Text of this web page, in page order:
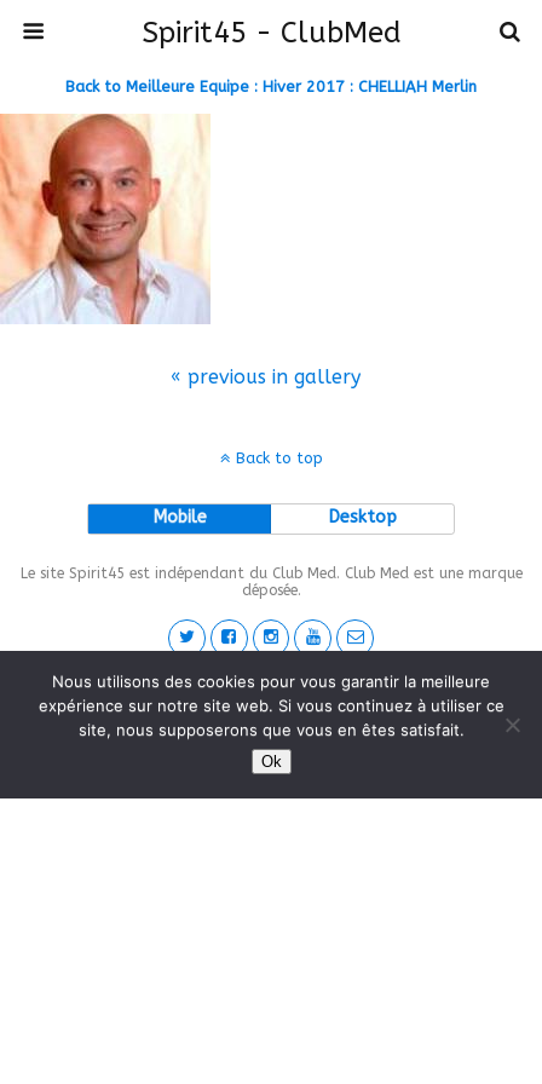
Spirit45 - ClubMed
Back to Meilleure Equipe : Hiver 2017 : CHELLIAH Merlin
« previous in gallery
Back to top
Mobile Desktop
Le site Spirit45 est indépendant du Club Med. Club Med est une marque
déposée.
This site is protected by wp-copyrightpro.com
Nous utilisons des cookies pour vous garantir la meilleure
expérience sur notre site web. Si vous continuez à utiliser ce
site, nous supposerons que vous en êtes satisfait.
Ok